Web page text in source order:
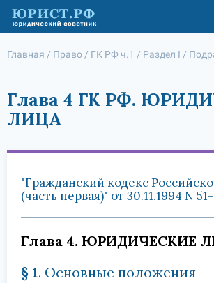
Главная / Право / ГК РФ ч.1 / Раздел I /
Глава 4 ГК РФ.
ЛИЦА
"Гражданский кодекс
(часть первая)" от 30.11.1994 N
Глава 4. ЮРИДИЧЕСКИЕ
§ 1. Основные положения